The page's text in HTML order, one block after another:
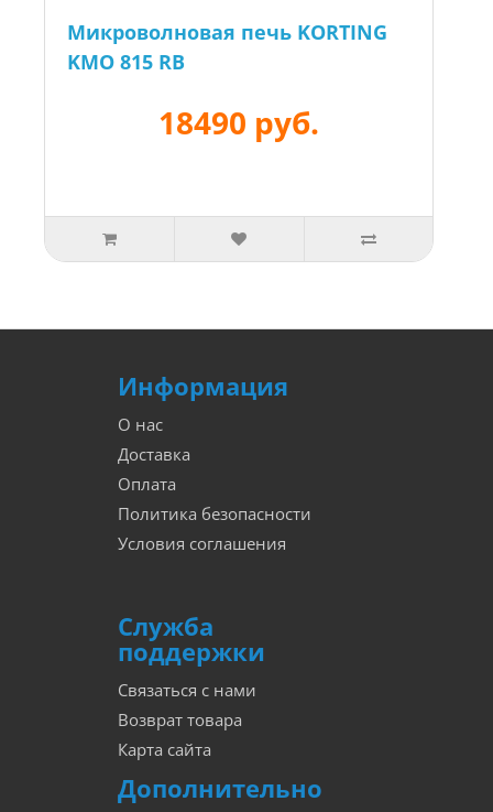
Микроволновая печь KORTING
KMO 815 RB
18490 руб.
Информация
О нас
Доставка
Оплата
Политика безопасности
Условия соглашения
Служба
поддержки
Связаться с нами
Возврат товара
Карта сайта
Дополнительно